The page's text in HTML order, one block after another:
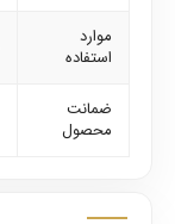
موارد
استفاده
ضمانت
محصول